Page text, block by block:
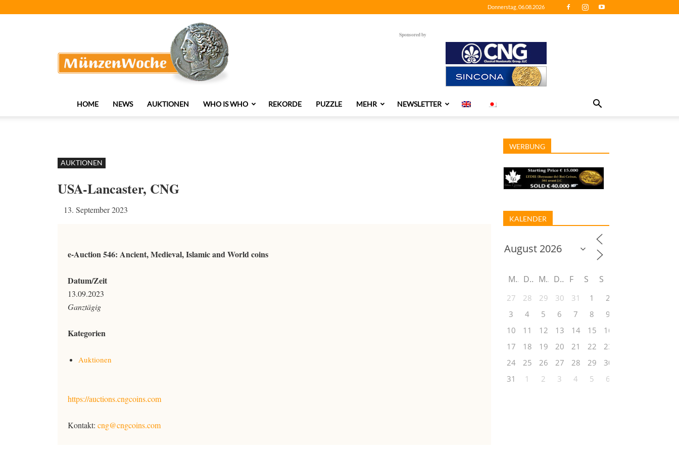
Donnerstag, 06.08.2026
Sponsored by
HOME NEWS AUKTIONEN WHO IS WHO REKORDE PUZZLE MEHR NEWSLETTER
AUKTIONEN
USA-Lancaster, CNG
13. September 2023
e-Auction 546: Ancient, Medieval, Islamic and World coins
Datum/Zeit
13.09.2023
Ganztägig
Kategorien
Auktionen
https://auctions.cngcoins.com
Kontakt: cng@cngcoins.com
WERBUNG
KALENDER
M D M D F S S
27 28 29 30 31 1
2
3
4 5 6 7 8
9
10
11 12 13 14 15
16
17
18 19 20 21 22
23
24
25 26 27 28 29
30
31
1 2 3 4 5 6